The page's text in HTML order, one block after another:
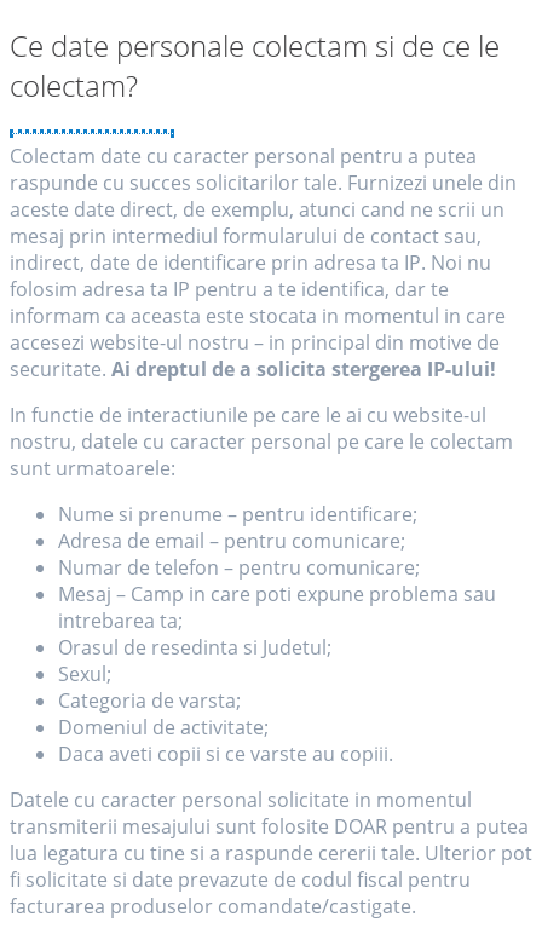
Ce date personale colectam si de ce le
colectam?
Colectam date cu caracter personal pentru a putea
raspunde cu succes solicitarilor tale. Furnizezi unele din
aceste date direct, de exemplu, atunci cand ne scrii un
mesaj prin intermediul formularului de contact sau,
indirect, date de identificare prin adresa ta IP. Noi nu
folosim adresa ta IP pentru a te identifica, dar te
informam ca aceasta este stocata in momentul in care
accesezi website-ul nostru – in principal din motive de
securitate. Ai dreptul de a solicita stergerea IP-ului!
In functie de interactiunile pe care le ai cu website-ul
nostru, datele cu caracter personal pe care le colectam
sunt urmatoarele:
Nume si prenume – pentru identificare;
Adresa de email – pentru comunicare;
Numar de telefon – pentru comunicare;
Mesaj – Camp in care poti expune problema sau
intrebarea ta;
Orasul de resedinta si Judetul;
Sexul;
Categoria de varsta;
Domeniul de activitate;
Daca aveti copii si ce varste au copiii.
Datele cu caracter personal solicitate in momentul
transmiterii mesajului sunt folosite DOAR pentru a putea
lua legatura cu tine si a raspunde cererii tale. Ulterior pot
fi solicitate si date prevazute de codul fiscal pentru
facturarea produselor comandate/castigate.